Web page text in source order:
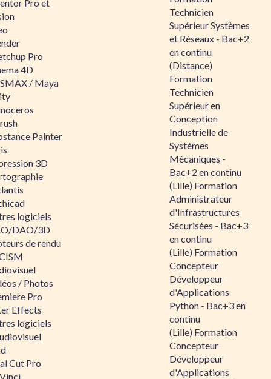
Pro et
Pro
4D
/ Maya
Painter
3D
logiciels
DAO/3D
de rendu
/ Photos
Pro
Effects
logiciels
Cut Pro
Technicien
Supérieur Systèmes
et Réseaux - Bac+2
en continu
(Distance)
Formation
Technicien
Supérieur en
Conception
Industrielle de
Systèmes
Mécaniques -
Bac+2 en continu
(Lille) Formation
Administrateur
d'Infrastructures
Sécurisées - Bac+3
en continu
(Lille) Formation
Concepteur
Développeur
d'Applications
Python - Bac+3 en
continu
(Lille) Formation
Concepteur
Développeur
d'Applications